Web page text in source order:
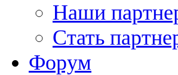
Наши
Стать
Форум